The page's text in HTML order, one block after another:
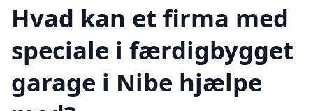
Hvad kan et firma med
speciale i færdigbygget
garage i Nibe hjælpe